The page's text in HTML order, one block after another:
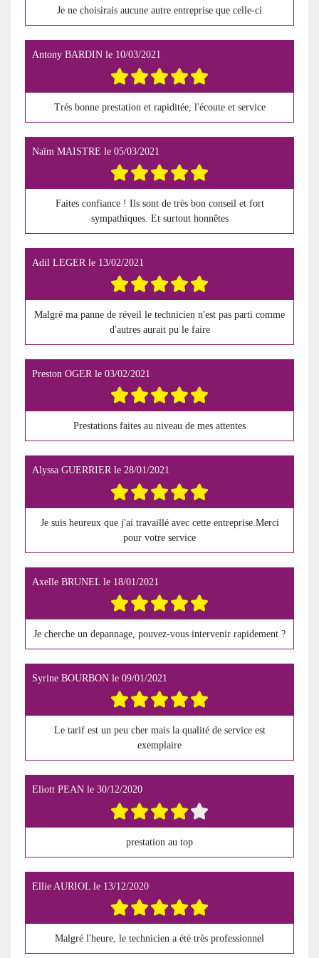
Je ne choisirais aucune autre entreprise que celle-ci
Antony BARDIN le 10/03/2021
Trés bonne prestation et rapiditée, l'écoute et service
Naïm MAISTRE le 05/03/2021
Faites confiance ! Ils sont de très bon conseil et fort
sympathiques. Et surtout honnêtes
Adil LEGER le 13/02/2021
Malgré ma panne de réveil le technicien n'est pas parti comme
d'autres aurait pu le faire
Preston OGERle 03/02/2021
Prestations faites au niveau de mes attentes
Alyssa GUERRIERle 28/01/2021
Je suis heureux que j'ai travaillé avec cette entreprise.Merci
pour votre service
Axelle BRUNEL le 18/01/2021
Je cherche un depannage, pouvez-vous intervenir rapidement ?
Syrine BOURBON le 09/01/2021
Le tarif est un peu cher mais la qualité de service est
exemplaire
Eliott PEAN le 30/12/2020
prestation au top
Ellie AURIOL le 13/12/2020
Malgré l'heure, le technicien a été très professionnel